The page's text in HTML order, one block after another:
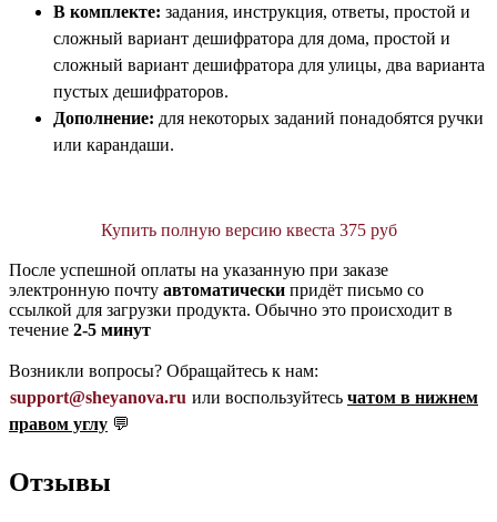
В комплекте: задания, инструкция, ответы, простой и
сложный вариант дешифратора для дома, простой и
сложный вариант дешифратора для улицы, два варианта
пустых дешифраторов.
Дополнение: для некоторых заданий понадобятся ручки
или карандаши.
Купить полную версию квеста 375 руб
После успешной оплаты на указанную при заказе
электронную почту автоматически придёт письмо со
ссылкой для загрузки продукта. Обычно это происходит в
течение 2-5 минут
Возникли вопросы? Обращайтесь к нам:
support@sheyanova.ru или воспользуйтесь чатом в нижнем
правом углу 💬
Отзывы